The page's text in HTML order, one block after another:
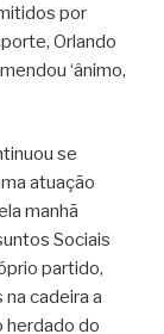
por
Orlando
‘ânimo,
se
atuação
manhã
Sociais
partido,
cadeira a
herdado do